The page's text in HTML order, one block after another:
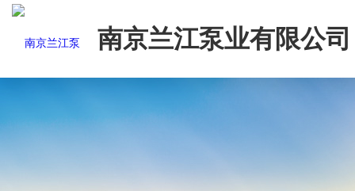
南京兰江泵业有限公司